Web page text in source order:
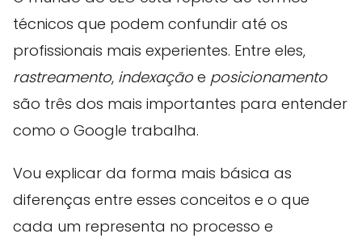
técnicos que podem confundir até os
profissionais mais experientes. Entre eles,
rastreamento, indexação e posicionamento
são três dos mais importantes para entender
como o Google trabalha.
Vou explicar da forma mais básica as
diferenças entre esses conceitos e o que
cada um representa no processo e